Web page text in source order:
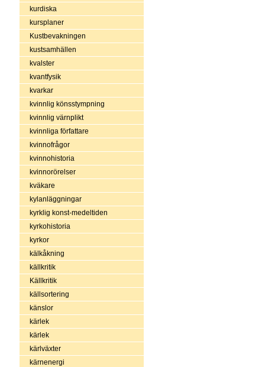
kurdiska
kursplaner
Kustbevakningen
kustsamhällen
kvalster
kvantfysik
kvarkar
kvinnlig könsstympning
kvinnlig värnplikt
kvinnliga författare
kvinnofrågor
kvinnohistoria
kvinnorörelser
kväkare
kylanläggningar
kyrklig konst-medeltiden
kyrkohistoria
kyrkor
kälkåkning
källkritik
Källkritik
källsortering
känslor
kärlek
kärlek
kärlväxter
kärnenergi